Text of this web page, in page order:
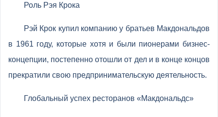
Роль Рэя Крока
Рэй Крок купил компанию у братьев Макдональдов
в 1961 году, которые хотя и были пионерами бизнес-
концепции, постепенно отошли от дел и в конце концов
прекратили свою предпринимательскую деятельность.
Глобальный успех ресторанов «Макдональдс»